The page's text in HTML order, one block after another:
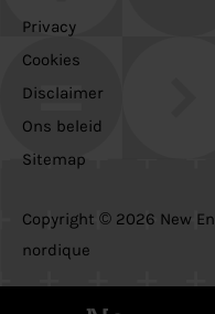
Copyright © 2026 New
nordique
Privacy
Cookies
Disclaimer
Ons beleid
Sitemap